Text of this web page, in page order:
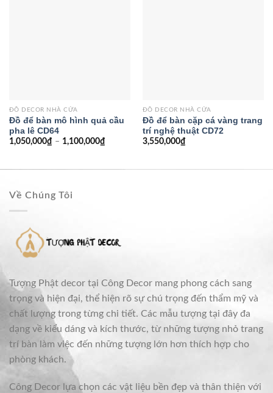
ĐỒ DECOR NHÀ CỬA
Đồ để bàn mô hình quả cầu
pha lê CD64
1,050,000₫ – 1,100,000₫
ĐỒ DECOR NHÀ CỬA
Đồ để bàn cặp cá vàng trang
trí nghệ thuật CD72
3,550,000₫
Về Chúng Tôi
Tượng Phật decor tại Công Decor mang phong cách sang
trọng và hiện đại, thể hiện rõ sự chú trọng đến thẩm mỹ và
chất lượng trong từng chi tiết. Các mẫu tượng tại đây đa
dạng về kiểu dáng và kích thước, từ những tượng nhỏ trang
trí bàn làm việc đến những tượng lớn hơn thích hợp cho
phòng khách.
Công Decor lựa chọn các vật liệu bền đẹp và thân thiện với